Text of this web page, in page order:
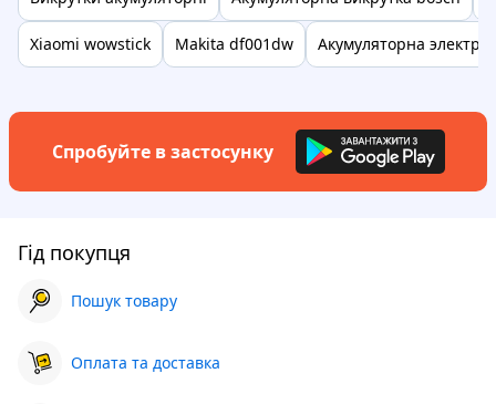
Xiaomi wowstick Makita df001dw Акумуляторна
Спробуйте в застосунку
Гід покупця
Пошук товару
Оплата та доставка